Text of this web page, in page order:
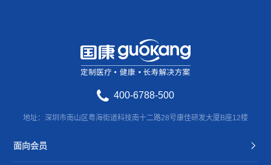
400-6788-500
地址：深圳市南山区粤海街道科技南十二路28号康佳研发大厦B座12楼
面向会员